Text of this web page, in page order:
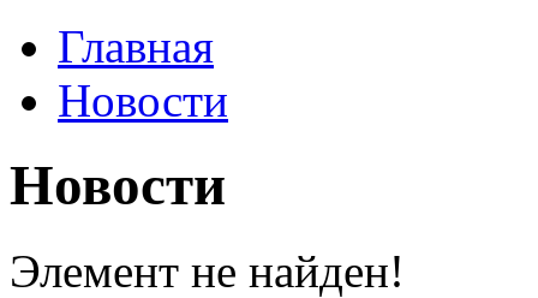
Главная
Новости
Новости
Элемент не найден!